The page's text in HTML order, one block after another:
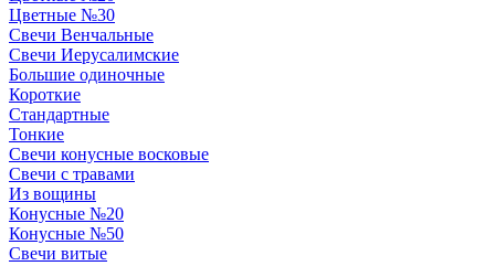
Цветные №30
Свечи Венчальные
Свечи Иерусалимские
Большие одиночные
Короткие
Стандартные
Тонкие
Свечи конусные восковые
Свечи с травами
Из вощины
Конусные №20
Конусные №50
Свечи витые